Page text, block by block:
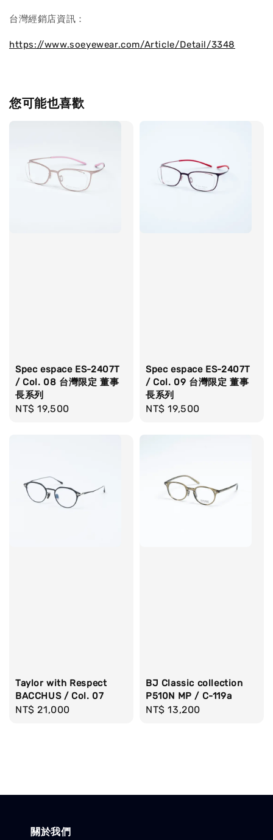
台灣經銷店資訊：
https://www.soeyewear.com/Article/Detail/3348
您可能也喜歡
Spec espace ES-2407T
/ Col. 08 台灣限定 董事
長系列
Regular
NT$ 19,500
Spec espace ES-2407T
/ Col. 09 台灣限定 董事
長系列
Regular
NT$ 19,500
Taylor with Respect
BACCHUS / Col. 07
Regular
NT$ 21,000
BJ Classic collection
P510N MP / C-119a
Regular
NT$ 13,200
關於我們